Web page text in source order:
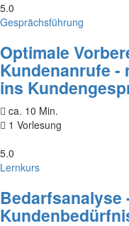
5.0
Gesprächsführung
Optimale
Kundenanrufe
ins
ca. 10 Min.
1 Vorlesung
5.0
Lernkurs
Bedarfsanalyse